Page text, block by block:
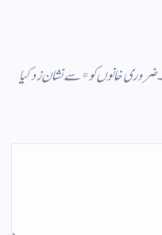
ضروری خانوں کو*سے نشان زد کیا